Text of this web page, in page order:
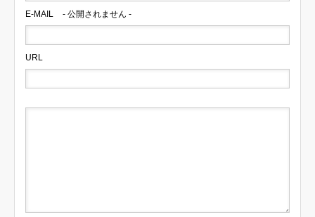
E-MAIL - 公開されません -
URL